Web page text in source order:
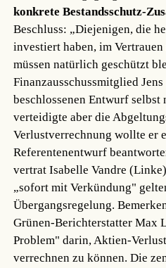
konkrete Bestandsschutz-
Beschluss: „Diejenigen, die
investiert haben, im
müssen natürlich geschützt
Finanzausschussmitglied
beschlossenen Entwurf selbst
verteidigte aber die
Verlustverrechnung wollte er
Referentenentwurf
vertrat Isabelle Vandre
„sofort mit Verkündung"
Übergangsregelung.
Grünen-Berichterstatter Max
Problem" darin, Aktien-
verrechnen zu können. Die